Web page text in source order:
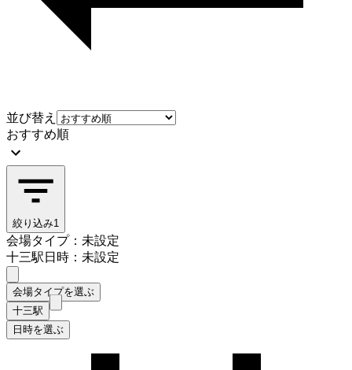
並び替え
おすすめ順
絞り込み1
会場タイプ：未設定
十三駅日時：未設定
会場タイプを選ぶ
十三駅
日時を選ぶ